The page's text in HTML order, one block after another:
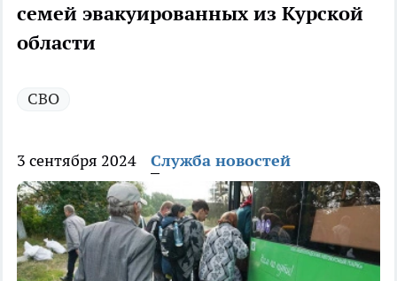
семей эвакуированных из Курской
области
СВО
3 сентября 2024 Служба новостей